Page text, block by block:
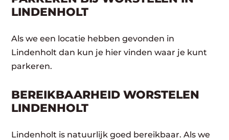
LINDENHOLT
Als we een locatie hebben gevonden in
Lindenholt dan kun je hier vinden waar je kunt
parkeren.
BEREIKBAARHEID WORSTELEN
LINDENHOLT
Lindenholt is natuurlijk goed bereikbaar. Als we